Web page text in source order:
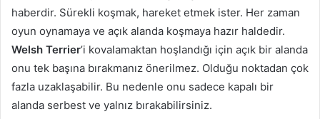
haberdir. Sürekli koşmak, hareket etmek ister. Her zaman
oyun oynamaya ve açık alanda koşmaya hazır haldedir.
Welsh Terrier’i kovalamaktan hoşlandığı için açık bir alanda
onu tek başına bırakmanız önerilmez. Olduğu noktadan çok
fazla uzaklaşabilir. Bu nedenle onu sadece kapalı bir
alanda serbest ve yalnız bırakabilirsiniz.